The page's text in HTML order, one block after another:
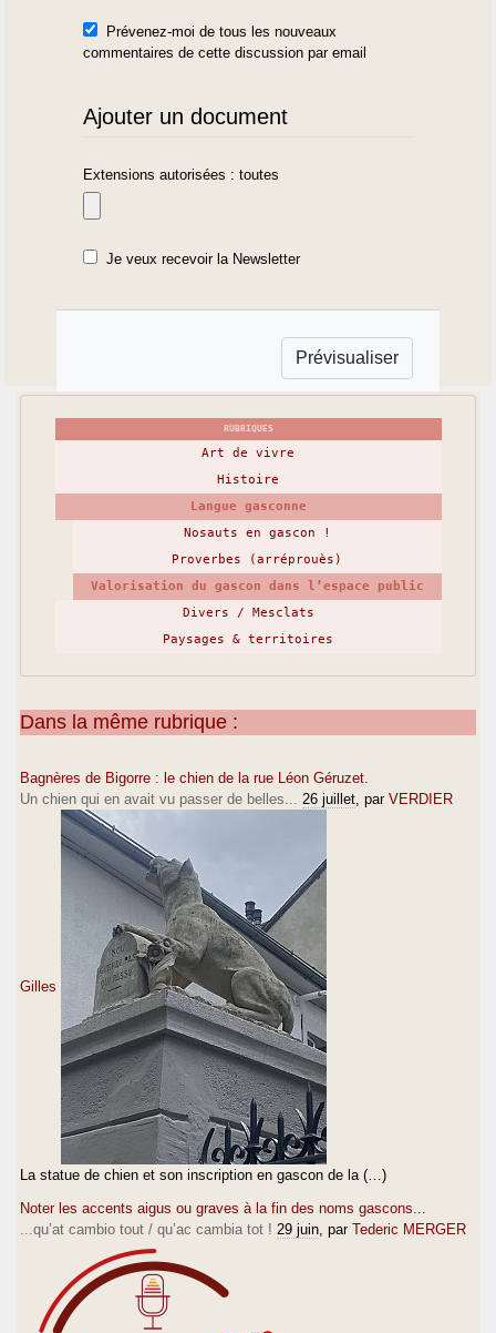
Prévenez-moi de tous les nouveaux
commentaires de cette discussion par email
Ajouter un document
Extensions autorisées : toutes
Je veux recevoir la Newsletter
RUBRIQUES
Art de vivre
Histoire
Langue gasconne
Nosauts en gascon !
Proverbes (arréprouès)
Valorisation du gascon dans l’espace public
Divers / Mesclats
Paysages & territoires
Dans la même rubrique :
Bagnères de Bigorre : le chien de la rue Léon Géruzet.
Un chien qui en avait vu passer de belles...
26 juillet , par VERDIER
Gilles
La statue de chien et son inscription en gascon de la (…)
Noter les accents aigus ou graves à la fin des noms gascons...
...qu’at cambio tout / qu’ac cambia tot ! 29 juin , par Tederic MERGER